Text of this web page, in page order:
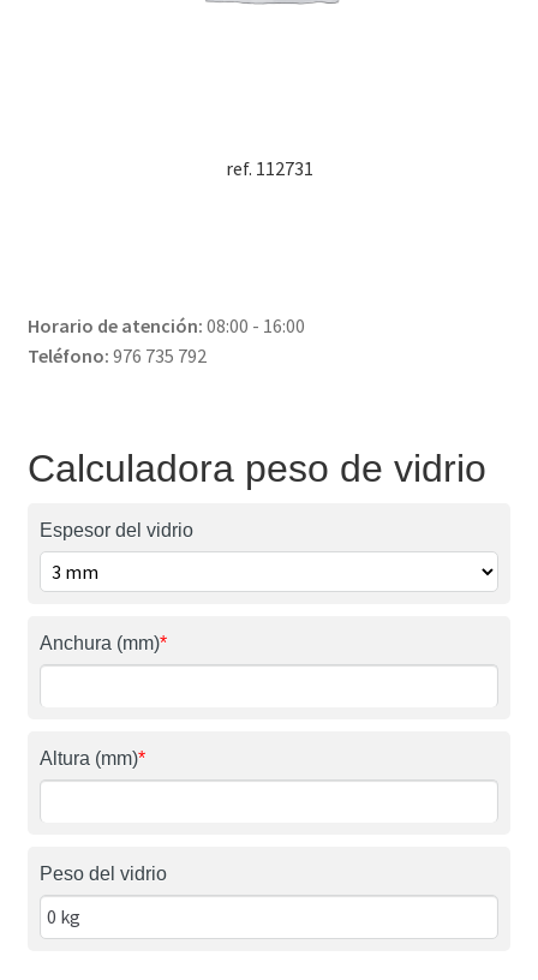
ref. 112731
Horario de atención: 08:00 - 16:00
Teléfono: 976 735 792
Calculadora peso de vidrio
Espesor del vidrio
Anchura (mm)*
Altura (mm)*
Peso del vidrio